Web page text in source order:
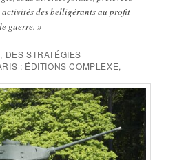
activités des belligérants au profit
guerre. »
DES STRATÉGIES
: ÉDITIONS COMPLEXE,